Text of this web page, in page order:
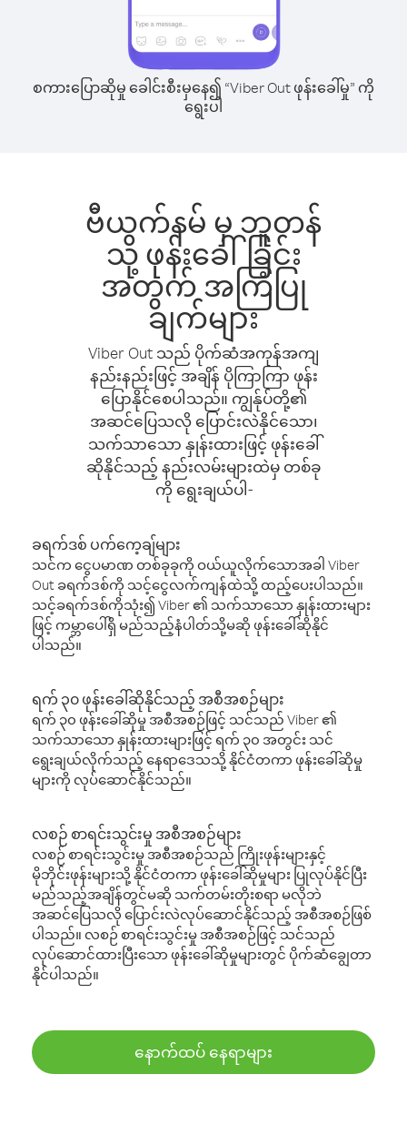
စကားပြောဆိုမှု ခေါင်းစီးမှနေ၍ “Viber Out ဖုန်းခေါ်မှု” ကို
ရွေးပါ
ဗီယက်နမ် မှ ဘူတန်
သို့ ဖုန်းခေါ်ခြင်း
အတွက် အကြံပြု
ချက်များ
Viber Out သည် ပိုက်ဆံအကုန်အကျ
နည်းနည်းဖြင့် အချိန် ပိုကြာကြာ ဖုန်း
ပြောနိုင်စေပါသည်။ ကျွန်ုပ်တို့၏
အဆင်ပြေသလို ပြောင်းလဲနိုင်သော၊
သက်သာသော နှုန်းထားဖြင့် ဖုန်းခေါ်
ဆိုနိုင်သည့် နည်းလမ်းများထဲမှ တစ်ခု
ကို ရွေးချယ်ပါ-
ခရက်ဒစ် ပက်ကေ့ချ်များ
သင်က ငွေပမာဏ တစ်ခုခုကို ဝယ်ယူလိုက်သောအခါ Viber
Out ခရက်ဒစ်ကို သင့်ငွေလက်ကျန်ထဲသို့ ထည့်ပေးပါသည်။
သင့်ခရက်ဒစ်ကိုသုံး၍ Viber ၏ သက်သာသော နှုန်းထားများ
ဖြင့် ကမ္ဘာပေါ်ရှိ မည်သည့်နံပါတ်သို့မဆို ဖုန်းခေါ်ဆိုနိုင်
ပါသည်။
ရက် ၃၀ ဖုန်းခေါ်ဆိုနိုင်သည့် အစီအစဉ်များ
ရက် ၃၀ ဖုန်းခေါ်ဆိုမှု အစီအစဉ်ဖြင့် သင်သည် Viber ၏
သက်သာသော နှုန်းထားများဖြင့် ရက် ၃၀ အတွင်း သင်
ရွေးချယ်လိုက်သည့် နေရာဒေသသို့ နိုင်ငံတကာ ဖုန်းခေါ်ဆိုမှု
များကို လုပ်ဆောင်နိုင်သည်။
လစဉ် စာရင်းသွင်းမှု အစီအစဉ်များ
လစဉ် စာရင်းသွင်းမှု အစီအစဉ်သည် ကြိုးဖုန်းများနှင့်
မိုဘိုင်းဖုန်းများသို့ နိုင်ငံတကာ ဖုန်းခေါ်ဆိုမှုများ ပြုလုပ်နိုင်ပြီး
မည်သည့်အချိန်တွင်မဆို သက်တမ်းတိုးစရာ မလိုဘဲ
အဆင်ပြေသလို ပြောင်းလဲလုပ်ဆောင်နိုင်သည့် အစီအစဉ်ဖြစ်
ပါသည်။ လစဉ် စာရင်းသွင်းမှု အစီအစဉ်ဖြင့် သင်သည်
လုပ်ဆောင်ထားပြီးသော ဖုန်းခေါ်ဆိုမှုများတွင် ပိုက်ဆံချွေတာ
နိုင်ပါသည်။
နောက်ထပ် နေရာများ